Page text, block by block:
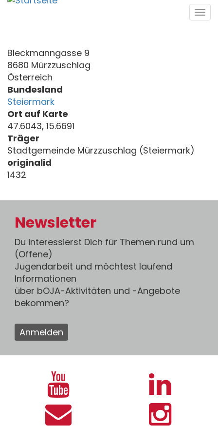
Direkt
Bleckmanngasse 9
8680 Mürzzuschlag
Österreich
Bundesland
Steiermark
Ort auf Karte
47.6043, 15.6691
Träger
Stadtgemeinde Mürzzuschlag (Steiermark)
originalid
1432
Newsletter
Du interessierst Dich für Themen rund um
(Offene)
Jugendarbeit und möchtest laufend
Informationen
über bOJA-Aktivitäten und -Angebote
bekommen?
Anmelden